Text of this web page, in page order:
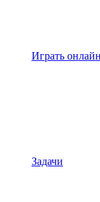
Играть онлайн
Задачи